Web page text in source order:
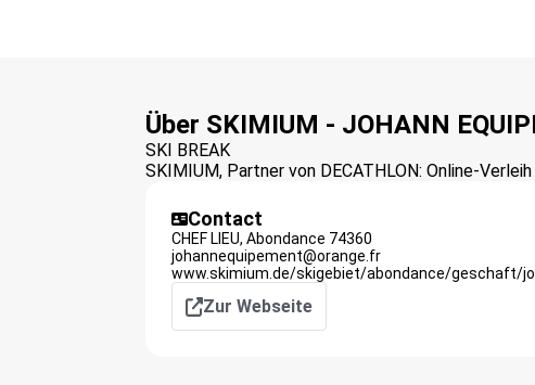
Über SKIMIUM - JOHANN
SKI BREAK
SKIMIUM, Partner von DECATHLON: Online-
Contact
CHEF LIEU, Abondance 74360
johannequipement@orange.fr
www.skimium.de/skigebiet/abondance/geschaft/
Zur Webseite